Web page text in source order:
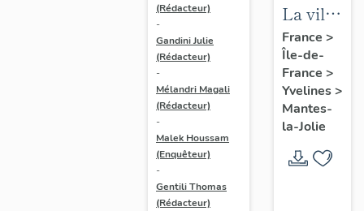
(Rédacteur)
-
Gandini Julie
(Rédacteur)
-
Mélandri Magali
(Rédacteur)
-
Malek Houssam
(Enquêteur)
-
Gentili Thomas
(Rédacteur)
La ville
de
Mantes-
la-Jolie
France >
Île-de-
France >
Yvelines>
Mantes-
la-Jolie